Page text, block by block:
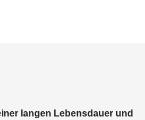
langen Lebensdauer und